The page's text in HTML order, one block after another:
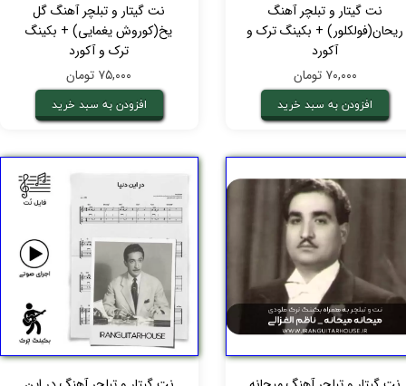
نت گیتار و تبلچر آهنگ
ریحان(فولکلور) + بکینگ ترک و
آکورد
۷۰,۰۰۰ تومان
افزودن به سبد خرید
نت گیتار و تبلچر آهنگ گل
یخ(کوروش یغمایی) + بکینگ
ترک و آکورد
۷۵,۰۰۰ تومان
افزودن به سبد خرید